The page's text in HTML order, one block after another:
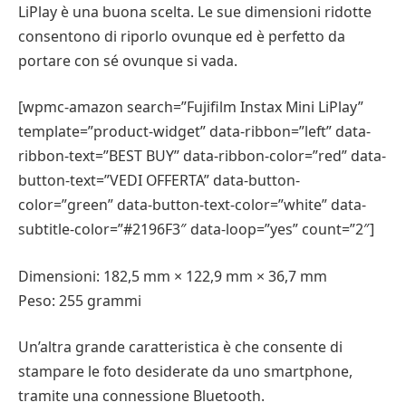
LiPlay è una buona scelta. Le sue dimensioni ridotte
consentono di riporlo ovunque ed è perfetto da
portare con sé ovunque si vada.
[wpmc-amazon search=”Fujifilm Instax Mini LiPlay”
template=”product-widget” data-ribbon=”left” data-
ribbon-text=”BEST BUY” data-ribbon-color=”red” data-
button-text=”VEDI OFFERTA” data-button-
color=”green” data-button-text-color=”white” data-
subtitle-color=”#2196F3″ data-loop=”yes” count=”2″]
Dimensioni: 182,5 mm × 122,9 mm × 36,7 mm
Peso: 255 grammi
Un’altra grande caratteristica è che consente di
stampare le foto desiderate da uno smartphone,
tramite una connessione Bluetooth.